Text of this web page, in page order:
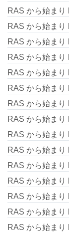
RAS から始まり
RAS から始まり
RAS から始まり
RAS から始まり
RAS から始まり
RAS から始まり
RAS から始まり
RAS から始まり
RAS から始まり
RAS から始まり
RAS から始まり
RAS から始まり
RAS から始まり
RAS から始まり
RAS から始まり